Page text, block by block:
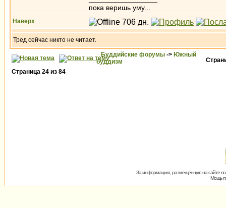
пока веришь уму...
Наверх
Тред сейчас никто не читает.
Буддийские форумы -> Южный
буддизм
Страница 24 из 84
За информацию, размещённую на сайте
Мощь